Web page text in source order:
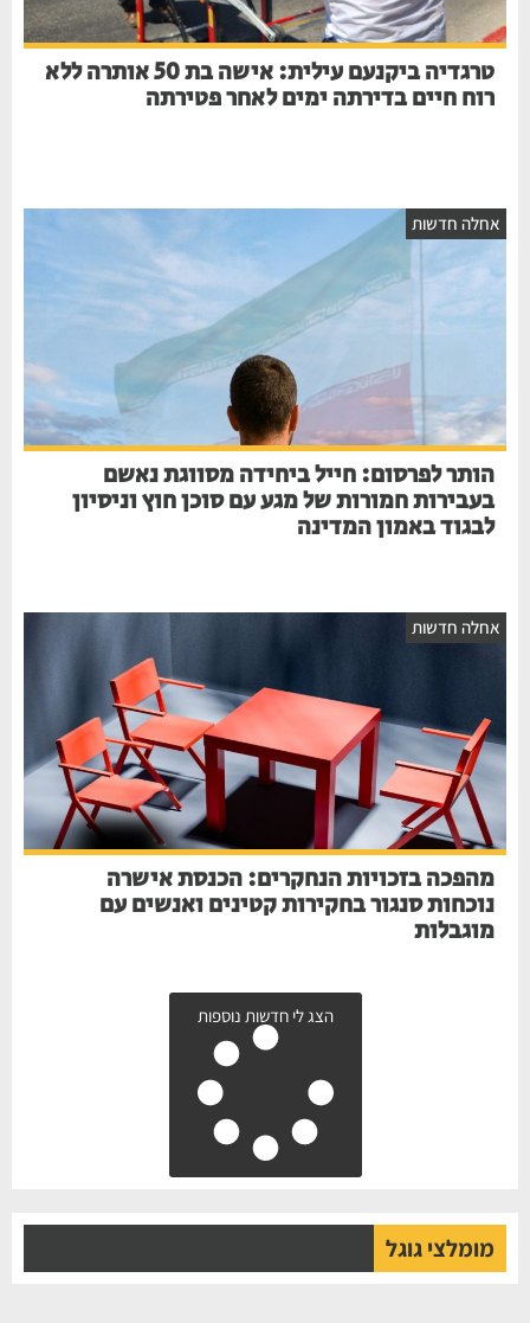
טרגדיה ביקנעם עילית: אישה בת 50 אותרה ללא
רוח חיים בדירתה ימים לאחר פטירתה
אחלה חדשות
הותר לפרסום: חייל ביחידה מסווגת נאשם
בעבירות חמורות של מגע עם סוכן חוץ וניסיון
לבגוד באמון המדינה
אחלה חדשות
מהפכה בזכויות הנחקרים: הכנסת אישרה
נוכחות סנגור בחקירות קטינים ואנשים עם
מוגבלות
הצג לי חדשות נוספות
מומלצי גוגל